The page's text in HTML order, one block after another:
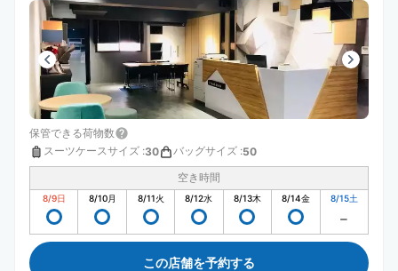
保管できる荷物数
スーツケースサイズ :30 バッグサイズ :50
空き時間
8/9日 8/10月 8/11火 8/12水 8/13木 8/14金 8/15土
この店舗を予約する